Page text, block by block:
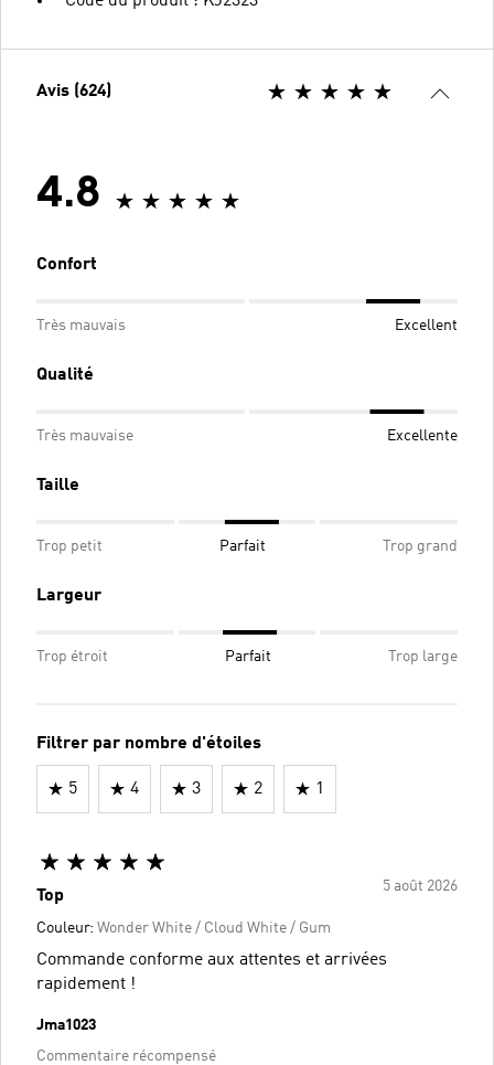
Avis (624)
4.8
Confort
Très mauvais Excellent
Qualité
Très mauvaise Excellente
Taille
Trop petit Parfait Trop grand
Largeur
Trop étroit Parfait Trop large
Filtrer par nombre d'étoiles
5 4 3 2 1
5 août 2026
Top
Couleur: Wonder White / Cloud White / Gum
Commande conforme aux attentes et arrivées
rapidement !
Jma1023
Commentaire récompensé